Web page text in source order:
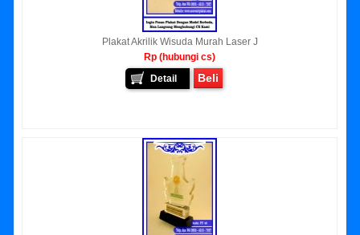
Plakat Akrilik Wisuda Murah Laser J
Rp (hubungi cs)
Detail
Beli